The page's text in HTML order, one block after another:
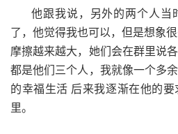
他跟我说，另外的两个人当
了，他觉得我也可以，但是想象
摩擦越来越大，她们会在群里说
都是他们三个人，我就像一个多
的幸福生活 后来我逐渐在他的
里。